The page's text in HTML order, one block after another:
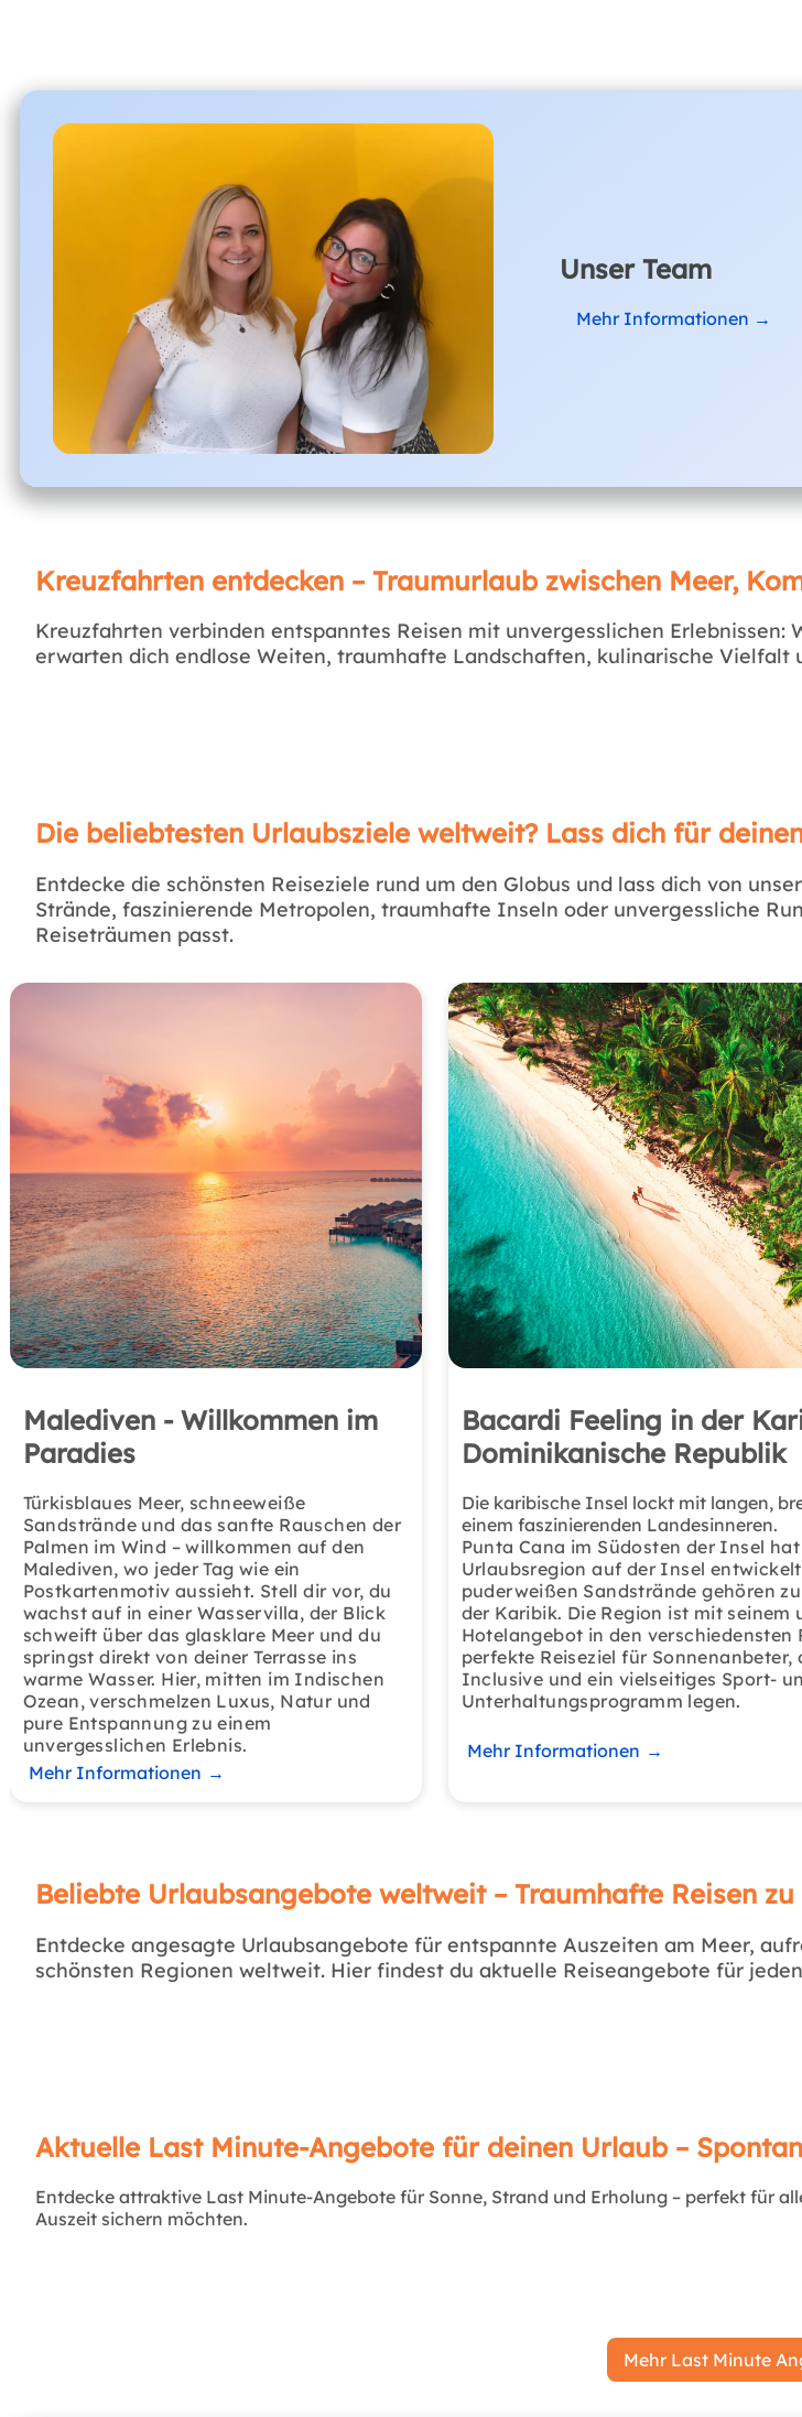
Unser Team
Mehr Informationen →
Kreuzfahrten entdecken – Traumurlaub zwischen Meer,
Kreuzfahrten verbinden entspanntes Reisen mit unvergesslichen
erwarten dich endlose Weiten, traumhafte Landschaften, kulinarische Vielfalt
Die beliebtesten Urlaubsziele weltweit? Lass dich für
Entdecke die schönsten Reiseziele rund um den Globus und lass dich von
Strände, faszinierende Metropolen, traumhafte Inseln oder unvergessliche
Reiseträumen passt.
Malediven - Willkommen im
Paradies
Türkisblaues Meer, schneeweiße
Sandstrände und das sanfte Rauschen der
Palmen im Wind – willkommen auf den
Malediven, wo jeder Tag wie ein
Postkartenmotiv aussieht. Stell dir vor, du
wachst auf in einer Wasservilla, der Blick
schweift über das glasklare Meer und du
springst direkt von deiner Terrasse ins
warme Wasser. Hier, mitten im Indischen
Ozean, verschmelzen Luxus, Natur und
pure Entspannung zu einem
unvergesslichen Erlebnis.
Mehr Informationen →
Bacardi Feeling in der
Dominikanische Republik
Die karibische Insel lockt mit langen,
einem faszinierenden Landesinneren.
Punta Cana im Südosten der Insel
Urlaubsregion auf der Insel
puderweißen Sandstrände gehören
der Karibik. Die Region ist mit seinem
Hotelangebot in den verschiedensten
perfekte Reiseziel für Sonnenanbeter,
Inclusive und ein vielseitiges Sport-
Unterhaltungsprogramm legen.
Mehr Informationen →
Beliebte Urlaubsangebote weltweit – Traumhafte Reisen zu
Entdecke angesagte Urlaubsangebote für entspannte Auszeiten am Meer,
schönsten Regionen weltweit. Hier findest du aktuelle Reiseangebote für
Aktuelle Last Minute-Angebote für deinen Urlaub –
Entdecke attraktive Last Minute-Angebote für Sonne, Strand und Erholung – perfekt für
Auszeit sichern möchten.
Mehr Last Minute